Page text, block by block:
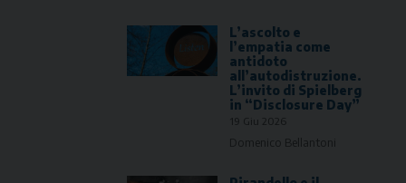
L’ascolto e
l’empatia come
antidoto
all’autodistruzione.
L’invito di Spielberg
in “Disclosure Day”
19 Giu 2026
Domenico Bellantoni